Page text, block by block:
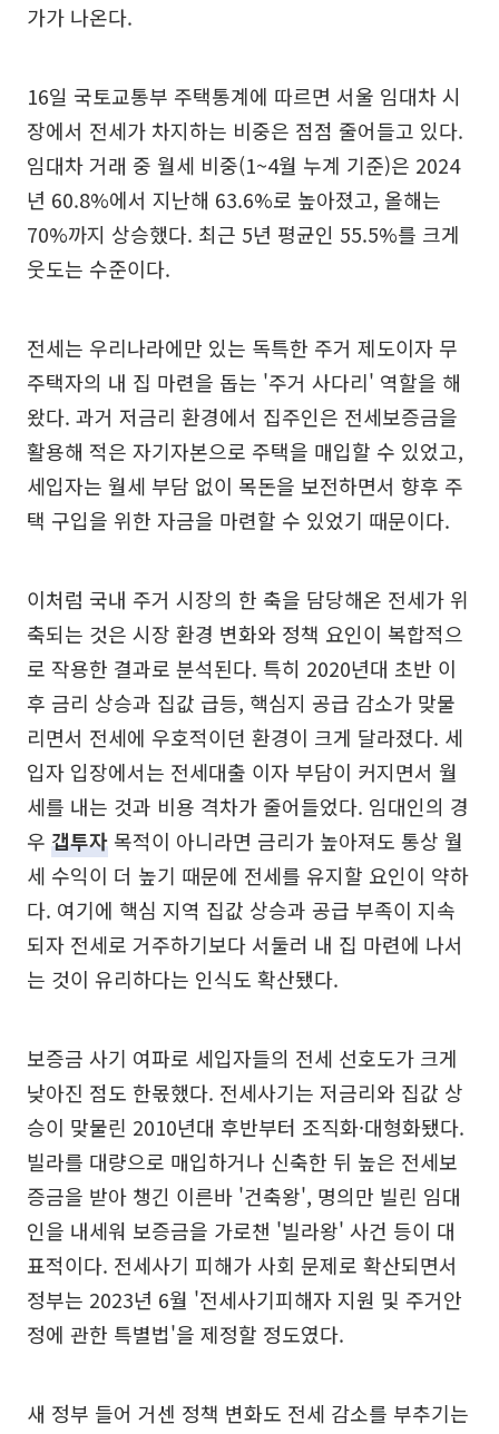
가가 나온다.
16일 국토교통부 주택통계에 따르면 서울 임대차 시
장에서 전세가 차지하는 비중은 점점 줄어들고 있다.
임대차 거래 중 월세 비중(1~4월 누계 기준)은 2024
년 60.8%에서 지난해 63.6%로 높아졌고, 올해는
70%까지 상승했다. 최근 5년 평균인 55.5%를 크게
웃도는 수준이다.
전세는 우리나라에만 있는 독특한 주거 제도이자 무
주택자의 내 집 마련을 돕는 '주거 사다리' 역할을 해
왔다. 과거 저금리 환경에서 집주인은 전세보증금을
활용해 적은 자기자본으로 주택을 매입할 수 있었고,
세입자는 월세 부담 없이 목돈을 보전하면서 향후 주
택 구입을 위한 자금을 마련할 수 있었기 때문이다.
이처럼 국내 주거 시장의 한 축을 담당해온 전세가 위
축되는 것은 시장 환경 변화와 정책 요인이 복합적으
로 작용한 결과로 분석된다. 특히 2020년대 초반 이
후 금리 상승과 집값 급등, 핵심지 공급 감소가 맞물
리면서 전세에 우호적이던 환경이 크게 달라졌다. 세
입자 입장에서는 전세대출 이자 부담이 커지면서 월
세를 내는 것과 비용 격차가 줄어들었다. 임대인의 경
우 갭투자 목적이 아니라면 금리가 높아져도 통상 월
세 수익이 더 높기 때문에 전세를 유지할 요인이 약하
다. 여기에 핵심 지역 집값 상승과 공급 부족이 지속
되자 전세로 거주하기보다 서둘러 내 집 마련에 나서
는 것이 유리하다는 인식도 확산됐다.
보증금 사기 여파로 세입자들의 전세 선호도가 크게
낮아진 점도 한몫했다. 전세사기는 저금리와 집값 상
승이 맞물린 2010년대 후반부터 조직화·대형화됐다.
빌라를 대량으로 매입하거나 신축한 뒤 높은 전세보
증금을 받아 챙긴 이른바 '건축왕', 명의만 빌린 임대
인을 내세워 보증금을 가로챈 '빌라왕' 사건 등이 대
표적이다. 전세사기 피해가 사회 문제로 확산되면서
정부는 2023년 6월 '전세사기피해자 지원 및 주거안
정에 관한 특별법'을 제정할 정도였다.
새 정부 들어 거센 정책 변화도 전세 감소를 부추기는